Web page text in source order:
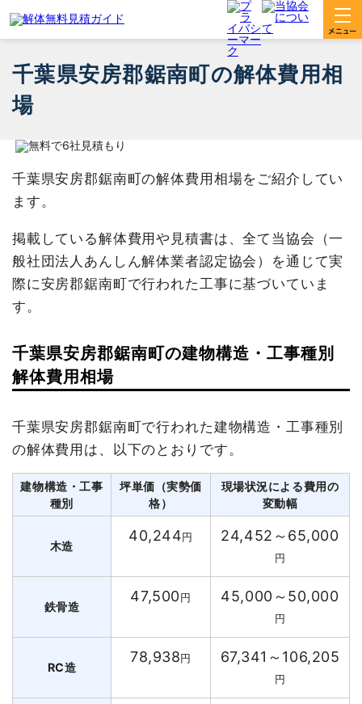
千葉県安房郡鋸南町の解体費用相
場
千葉県安房郡鋸南町の解体費用相場をご紹介してい
ます。
掲載している解体費用や見積書は、全て当協会（一
般社団法人あんしん解体業者認定協会）を通じて実
際に安房郡鋸南町で行われた工事に基づいていま
す。
千葉県安房郡鋸南町の建物構造・工事種別
解体費用相場
千葉県安房郡鋸南町で行われた建物構造・工事種別
の解体費用は、以下のとおりです。
建物構造・工事
種別
坪単価（実勢価
格）
現場状況による費用の
変動幅
木造
40,244円 24,452～65,000
円
鉄骨造
47,500円 45,000～50,000
円
RC造
78,938円 67,341～106,205
円